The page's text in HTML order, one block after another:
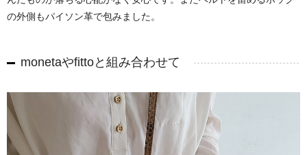
の外側もパイソン革で包みました。
monetaやfittoと組み合わせて